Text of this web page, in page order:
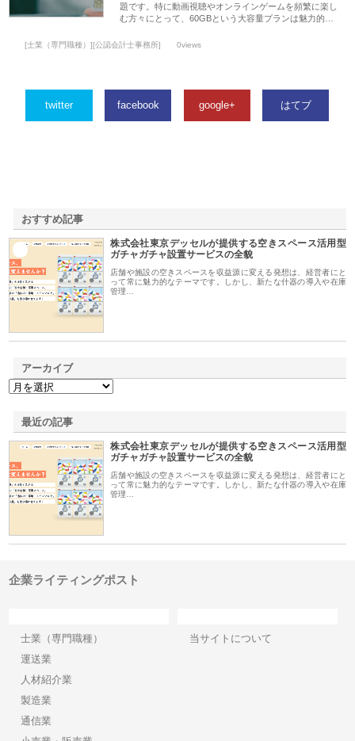
題です。特に動画視聴やオンラインゲームを頻繁に楽し
む方々にとって、60GBという大容量プランは魅力的…
[士業（専門職種）][公認会計士事務所] 0views
twitter facebook google+ はてブ
おすすめ記事
株式会社東京デッセルが提供する空きスペース活用型
ガチャガチャ設置サービスの全貌
店舗や施設の空きスペースを収益源に変える発想は、経営者にと
って常に魅力的なテーマです。しかし、新たな什器の導入や在庫
管理…
アーカイブ
最近の記事
株式会社東京デッセルが提供する空きスペース活用型
ガチャガチャ設置サービスの全貌
店舗や施設の空きスペースを収益源に変える発想は、経営者にと
って常に魅力的なテーマです。しかし、新たな什器の導入や在庫
管理…
企業ライティングポスト
士業（専門職種）
運送業
人材紹介業
製造業
通信業
当サイトについて